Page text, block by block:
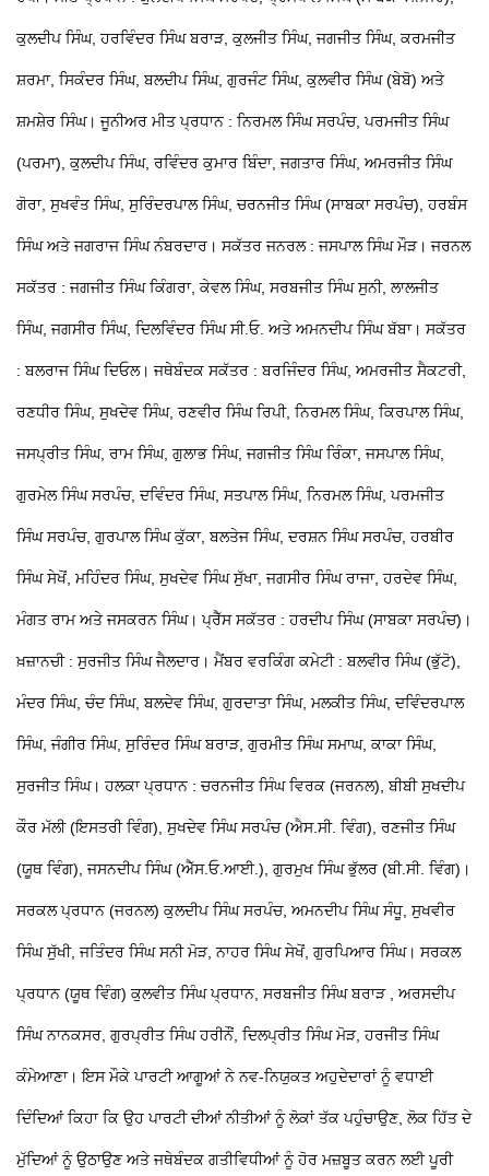
ਕੁਲਦੀਪ ਸਿੰਘ, ਹਰਵਿੰਦਰ ਸਿੰਘ ਬਰਾੜ, ਕੁਲਜੀਤ ਸਿੰਘ, ਜਗਜੀਤ ਸਿੰਘ, ਕਰਮਜੀਤ
ਸ਼ਰਮਾ, ਸਿਕੰਦਰ ਸਿੰਘ, ਬਲਦੀਪ ਸਿੰਘ, ਗੁਰਜੰਟ ਸਿੰਘ, ਕੁਲਵੀਰ ਸਿੰਘ (ਬੇਬੋ) ਅਤੇ
ਸ਼ਮਸ਼ੇਰ ਸਿੰਘ। ਜੂਨੀਅਰ ਮੀਤ ਪ੍ਰਧਾਨ : ਨਿਰਮਲ ਸਿੰਘ ਸਰਪੰਚ, ਪਰਮਜੀਤ ਸਿੰਘ
(ਪਰਮਾ), ਕੁਲਦੀਪ ਸਿੰਘ, ਰਵਿੰਦਰ ਕੁਮਾਰ ਬਿੰਦਾ, ਜਗਤਾਰ ਸਿੰਘ, ਅਮਰਜੀਤ ਸਿੰਘ
ਗੋਰਾ, ਸੁਖਵੰਤ ਸਿੰਘ, ਸੁਰਿੰਦਰਪਾਲ ਸਿੰਘ, ਚਰਨਜੀਤ ਸਿੰਘ (ਸਾਬਕਾ ਸਰਪੰਚ), ਹਰਬੰਸ
ਸਿੰਘ ਅਤੇ ਜਗਰਾਜ ਸਿੰਘ ਨੰਬਰਦਾਰ। ਸਕੱਤਰ ਜਨਰਲ : ਜਸਪਾਲ ਸਿੰਘ ਮੌੜ। ਜਰਨਲ
ਸਕੱਤਰ : ਜਗਜੀਤ ਸਿੰਘ ਕਿੰਗਰਾ, ਕੇਵਲ ਸਿੰਘ, ਸਰਬਜੀਤ ਸਿੰਘ ਸੁਨੀ, ਲਾਲਜੀਤ
ਸਿੰਘ, ਜਗਸੀਰ ਸਿੰਘ, ਦਿਲਵਿੰਦਰ ਸਿੰਘ ਸੀ.ਓ. ਅਤੇ ਅਮਨਦੀਪ ਸਿੰਘ ਬੱਬਾ। ਸਕੱਤਰ
: ਬਲਰਾਜ ਸਿੰਘ ਦਿਓਲ। ਜਥੇਬੰਦਕ ਸਕੱਤਰ : ਬਰਜਿੰਦਰ ਸਿੰਘ, ਅਮਰਜੀਤ ਸੈਕਟਰੀ,
ਰਣਧੀਰ ਸਿੰਘ, ਸੁਖਦੇਵ ਸਿੰਘ, ਰਣਵੀਰ ਸਿੰਘ ਰਿਪੀ, ਨਿਰਮਲ ਸਿੰਘ, ਕਿਰਪਾਲ ਸਿੰਘ,
ਜਸਪ੍ਰੀਤ ਸਿੰਘ, ਰਾਮ ਸਿੰਘ, ਗੁਲਾਭ ਸਿੰਘ, ਜਗਜੀਤ ਸਿੰਘ ਰਿੰਕਾ, ਜਸਪਾਲ ਸਿੰਘ,
ਗੁਰਮੇਲ ਸਿੰਘ ਸਰਪੰਚ, ਦਵਿੰਦਰ ਸਿੰਘ, ਸਤਪਾਲ ਸਿੰਘ, ਨਿਰਮਲ ਸਿੰਘ, ਪਰਮਜੀਤ
ਸਿੰਘ ਸਰਪੰਚ, ਗੁਰਪਾਲ ਸਿੰਘ ਕੁੱਕਾ, ਬਲਤੇਜ ਸਿੰਘ, ਦਰਸ਼ਨ ਸਿੰਘ ਸਰਪੰਚ, ਹਰਬੀਰ
ਸਿੰਘ ਸੇਖੋਂ, ਮਹਿੰਦਰ ਸਿੰਘ, ਸੁਖਦੇਵ ਸਿੰਘ ਸੁੱਖਾ, ਜਗਸੀਰ ਸਿੰਘ ਰਾਜਾ, ਹਰਦੇਵ ਸਿੰਘ,
ਮੰਗਤ ਰਾਮ ਅਤੇ ਜਸਕਰਨ ਸਿੰਘ। ਪ੍ਰੈੱਸ ਸਕੱਤਰ : ਹਰਦੀਪ ਸਿੰਘ (ਸਾਬਕਾ ਸਰਪੰਚ)।
ਖ਼ਜ਼ਾਨਚੀ : ਸੁਰਜੀਤ ਸਿੰਘ ਜੈਲਦਾਰ। ਮੈਂਬਰ ਵਰਕਿੰਗ ਕਮੇਟੀ : ਬਲਵੀਰ ਸਿੰਘ (ਭੁੱਟੋ),
ਮੰਦਰ ਸਿੰਘ, ਚੰਦ ਸਿੰਘ, ਬਲਦੇਵ ਸਿੰਘ, ਗੁਰਦਾਤਾ ਸਿੰਘ, ਮਲਕੀਤ ਸਿੰਘ, ਦਵਿੰਦਰਪਾਲ
ਸਿੰਘ, ਜੰਗੀਰ ਸਿੰਘ, ਸੁਰਿੰਦਰ ਸਿੰਘ ਬਰਾੜ, ਗੁਰਮੀਤ ਸਿੰਘ ਸਮਾਘ, ਕਾਕਾ ਸਿੰਘ,
ਸੁਰਜੀਤ ਸਿੰਘ। ਹਲਕਾ ਪ੍ਰਧਾਨ : ਚਰਨਜੀਤ ਸਿੰਘ ਵਿਰਕ (ਜਰਨਲ), ਬੀਬੀ ਸੁਖਦੀਪ
ਕੌਰ ਮੱਲੀ (ਇਸਤਰੀ ਵਿੰਗ), ਸੁਖਦੇਵ ਸਿੰਘ ਸਰਪੰਚ (ਐਸ.ਸੀ. ਵਿੰਗ), ਰਣਜੀਤ ਸਿੰਘ
(ਯੂਥ ਵਿੰਗ), ਜਸਨਦੀਪ ਸਿੰਘ (ਐੱਸ.ਓ.ਆਈ.), ਗੁਰਮੁਖ ਸਿੰਘ ਭੁੱਲਰ (ਬੀ.ਸੀ. ਵਿੰਗ)।
ਸਰਕਲ ਪ੍ਰਧਾਨ (ਜਰਨਲ) ਕੁਲਦੀਪ ਸਿੰਘ ਸਰਪੰਚ, ਅਮਨਦੀਪ ਸਿੰਘ ਸੰਧੂ, ਸੁਖਵੀਰ
ਸਿੰਘ ਸੁੱਖੀ, ਜਤਿੰਦਰ ਸਿੰਘ ਸਨੀ ਮੋੜ, ਨਾਹਰ ਸਿੰਘ ਸੇਖੋਂ, ਗੁਰਪਿਆਰ ਸਿੰਘ। ਸਰਕਲ
ਪ੍ਰਧਾਨ (ਯੂਥ ਵਿੰਗ) ਕੁਲਵੀਤ ਸਿੰਘ ਪ੍ਰਧਾਨ, ਸਰਬਜੀਤ ਸਿੰਘ ਬਰਾੜ , ਅਰਸਦੀਪ
ਸਿੰਘ ਨਾਨਕਸਰ, ਗੁਰਪ੍ਰੀਤ ਸਿੰਘ ਹਰੀਨੌਂ, ਦਿਲਪ੍ਰੀਤ ਸਿੰਘ ਮੋੜ, ਹਰਜੀਤ ਸਿੰਘ
ਕੰਮੇਆਣਾ। ਇਸ ਮੌਕੇ ਪਾਰਟੀ ਆਗੂਆਂ ਨੇ ਨਵ-ਨਿਯੁਕਤ ਅਹੁਦੇਦਾਰਾਂ ਨੂੰ ਵਧਾਈ
ਦਿੰਦਿਆਂ ਕਿਹਾ ਕਿ ਉਹ ਪਾਰਟੀ ਦੀਆਂ ਨੀਤੀਆਂ ਨੂੰ ਲੋਕਾਂ ਤੱਕ ਪਹੁੰਚਾਉਣ, ਲੋਕ ਹਿੱਤ ਦੇ
ਮੁੱਦਿਆਂ ਨੂੰ ਉਠਾਉਣ ਅਤੇ ਜਥੇਬੰਦਕ ਗਤੀਵਿਧੀਆਂ ਨੂੰ ਹੋਰ ਮਜ਼ਬੂਤ ਕਰਨ ਲਈ ਪੂਰੀ